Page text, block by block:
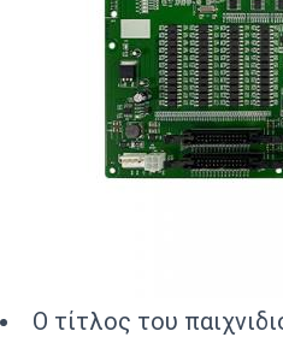
Ο τίτλος του